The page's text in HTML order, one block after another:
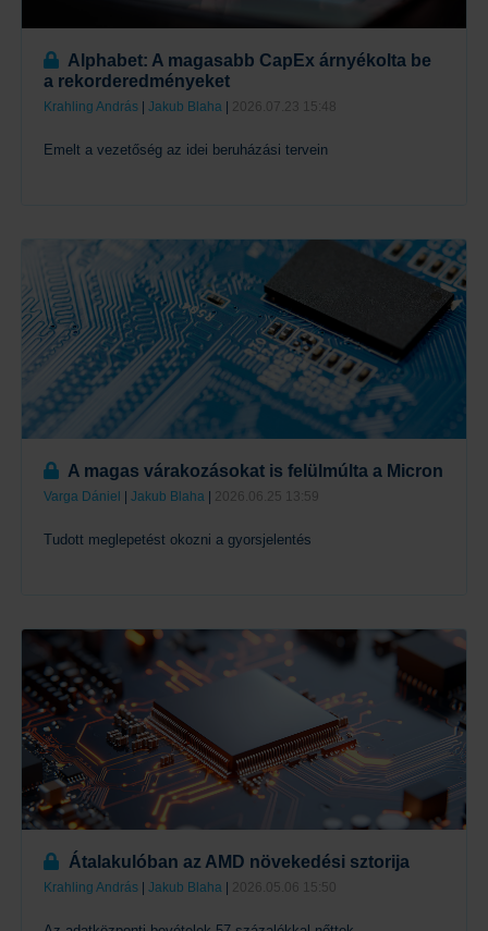
Alphabet: A magasabb CapEx árnyékolta be
a rekorderedményeket
Krahling András | Jakub Blaha | 2026.07.23 15:48
Emelt a vezetőség az idei beruházási tervein
A magas várakozásokat is felülmúlta a Micron
Varga Dániel Jakub Blaha 2026.06.25 13:59
Tudott meglepetést okozni a gyorsjelentés
Átalakulóban az AMD növekedési sztorija
Krahling András Jakub Blaha 2026.05.06 15:50